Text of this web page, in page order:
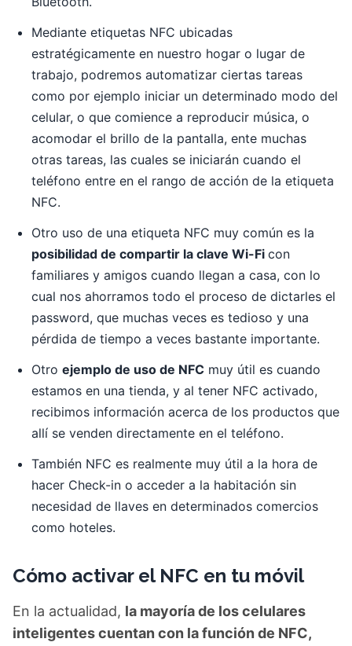
Mediante etiquetas NFC ubicadas
estratégicamente en nuestro hogar o lugar de
trabajo, podremos automatizar ciertas tareas
como por ejemplo iniciar un determinado modo del
celular, o que comience a reproducir música, o
acomodar el brillo de la pantalla, ente muchas
otras tareas, las cuales se iniciarán cuando el
teléfono entre en el rango de acción de la etiqueta
NFC.
Otro uso de una etiqueta NFC muy común es la
posibilidad de compartir la clave Wi-Fi con
familiares y amigos cuando llegan a casa, con lo
cual nos ahorramos todo el proceso de dictarles el
password, que muchas veces es tedioso y una
pérdida de tiempo a veces bastante importante.
Otro ejemplo de uso de NFC muy útil es cuando
estamos en una tienda, y al tener NFC activado,
recibimos información acerca de los productos que
allí se venden directamente en el teléfono.
También NFC es realmente muy útil a la hora de
hacer Check-in o acceder a la habitación sin
necesidad de llaves en determinados comercios
como hoteles.
Cómo activar el NFC en tu móvil
En la actualidad, la mayoría de los celulares
inteligentes cuentan con la función de NFC,